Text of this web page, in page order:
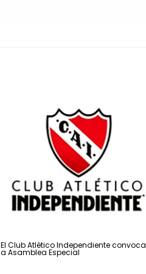
El Club Atlético Independiente convoca
a Asamblea Especial